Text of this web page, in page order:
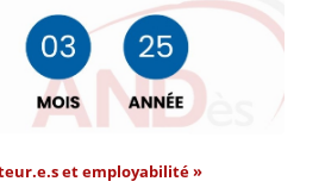
et employabilité »